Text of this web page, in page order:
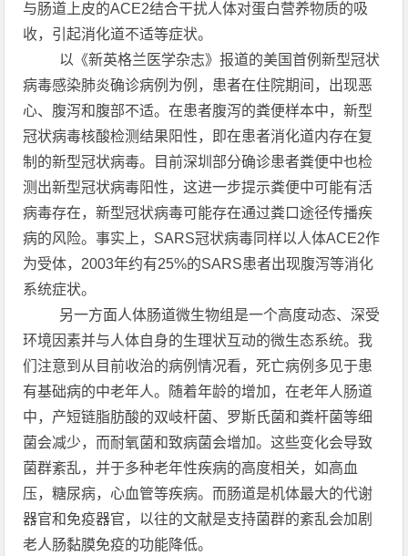
与肠道上皮的ACE2结合干扰人体对蛋白营养物质的吸
收，引起消化道不适等症状。
以《新英格兰医学杂志》报道的美国首例新型冠状
病毒感染肺炎确诊病例为例，患者在住院期间，出现恶
心、腹泻和腹部不适。在患者腹泻的粪便样本中，新型
冠状病毒核酸检测结果阳性，即在患者消化道内存在复
制的新型冠状病毒。目前深圳部分确诊患者粪便中也检
测出新型冠状病毒阳性，这进一步提示粪便中可能有活
病毒存在，新型冠状病毒可能存在通过粪口途径传播疾
病的风险。事实上，SARS冠状病毒同样以人体ACE2作
为受体，2003年约有25%的SARS患者出现腹泻等消化
系统症状。
另一方面人体肠道微生物组是一个高度动态、深受
环境因素并与人体自身的生理状互动的微生态系统。我
们注意到从目前收治的病例情况看，死亡病例多见于患
有基础病的中老年人。随着年龄的增加，在老年人肠道
中，产短链脂肪酸的双岐杆菌、罗斯氏菌和粪杆菌等细
菌会减少，而耐氧菌和致病菌会增加。这些变化会导致
菌群紊乱，并于多种老年性疾病的高度相关，如高血
压，糖尿病，心血管等疾病。而肠道是机体最大的代谢
器官和免疫器官，以往的文献是支持菌群的紊乱会加剧
老人肠黏膜免疫的功能降低。